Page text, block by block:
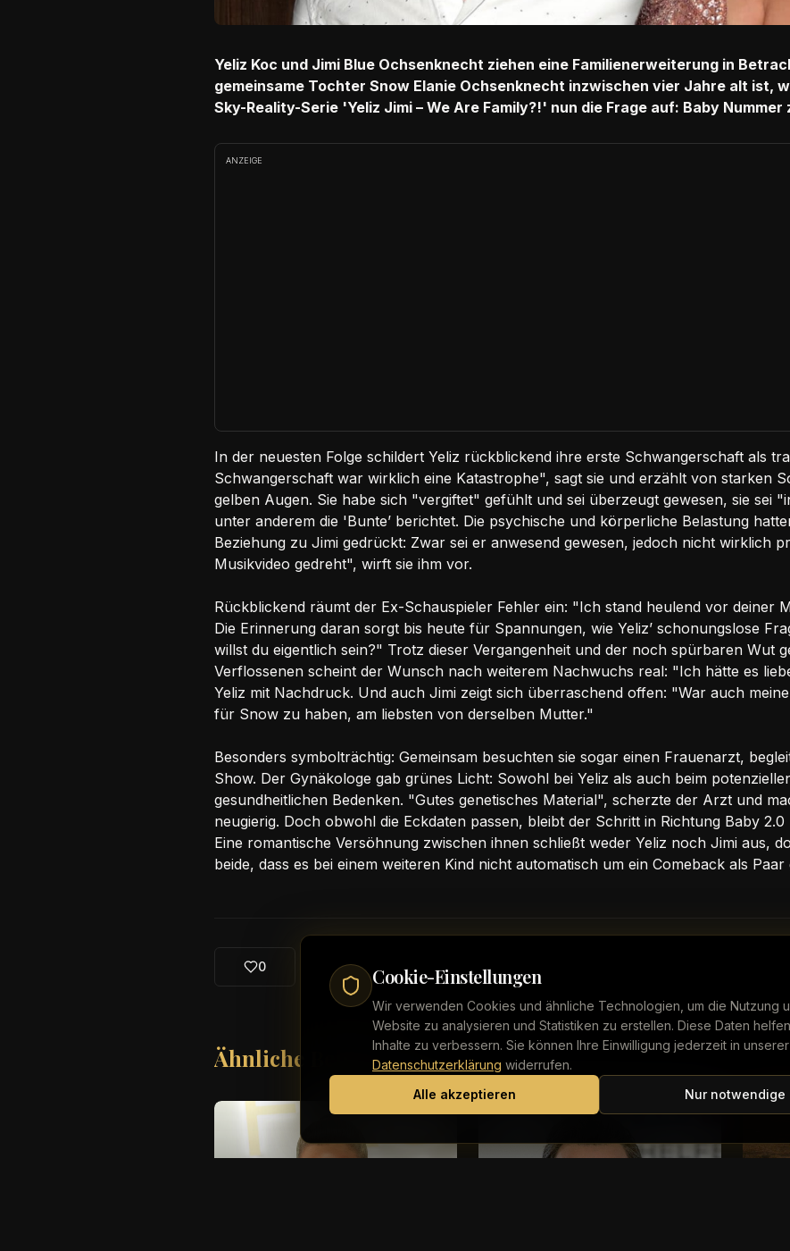
Cookie-Einstellungen
Wir verwenden Cookies und ähnliche Technologien, um die Nutzung
Website zu analysieren und Statistiken zu erstellen. Diese Daten
Inhalte zu verbessern. Sie können Ihre Einwilligung jederzeit in unserer
Datenschutzerklärung widerrufen.
Alle akzeptieren
Nur notwendige
Yeliz Koc und Jimi Blue Ochsenknecht ziehen eine Familienerweiterung in
gemeinsame Tochter Snow Elanie Ochsenknecht inzwischen vier Jahre alt ist,
Sky-Reality-Serie 'Yeliz Jimi – We Are Family?!' nun die Frage auf: Baby Nummer
ANZEIGE
In der neuesten Folge schildert Yeliz rückblickend ihre erste Schwangerschaft als
Schwangerschaft war wirklich eine Katastrophe", sagt sie und erzählt von starken
gelben Augen. Sie habe sich "vergiftet" gefühlt und sei überzeugt gewesen, sie sei
unter anderem die 'Bunte’ berichtet. Die psychische und körperliche Belastung
Beziehung zu Jimi gedrückt: Zwar sei er anwesend gewesen, jedoch nicht wirklich
Musikvideo gedreht", wirft sie ihm vor.
Rückblickend räumt der Ex-Schauspieler Fehler ein: "Ich stand heulend vor deiner
Die Erinnerung daran sorgt bis heute für Spannungen, wie Yeliz’ schonungslose
willst du eigentlich sein?" Trotz dieser Vergangenheit und der noch spürbaren Wut
Verflossenen scheint der Wunsch nach weiterem Nachwuchs real: "Ich hätte es
Yeliz mit Nachdruck. Und auch Jimi zeigt sich überraschend offen: "War auch
für Snow zu haben, am liebsten von derselben Mutter."
Besonders symbolträchtig: Gemeinsam besuchten sie sogar einen Frauenarzt,
Show. Der Gynäkologe gab grünes Licht: Sowohl bei Yeliz als auch beim
gesundheitlichen Bedenken. "Gutes genetisches Material", scherzte der Arzt und
neugierig. Doch obwohl die Eckdaten passen, bleibt der Schritt in Richtung Baby
Eine romantische Versöhnung zwischen ihnen schließt weder Yeliz noch Jimi aus,
beide, dass es bei einem weiteren Kind nicht automatisch um ein Comeback als Paar
0
Ähnliche Beiträge